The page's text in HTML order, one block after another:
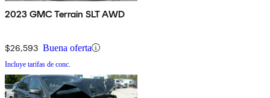
2023 GMC Terrain SLT AWD
$26,593 Buena oferta
Incluye tarifas de conc.